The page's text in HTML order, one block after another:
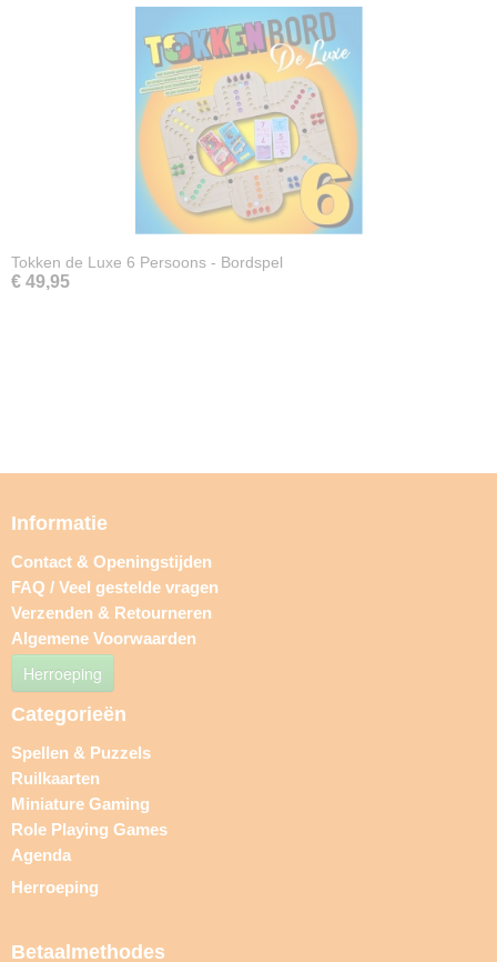
Tokken de Luxe 6 Persoons - Bordspel
€ 49,95
Informatie
Contact & Openingstijden
FAQ / Veel gestelde vragen
Verzenden & Retourneren
Algemene Voorwaarden
Herroeping
Categorieën
Spellen & Puzzels
Ruilkaarten
Miniature Gaming
Role Playing Games
Agenda
Herroeping
Betaalmethodes